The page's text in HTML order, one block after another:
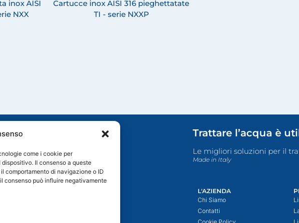
come i cookie per
Il consenso a queste
comportamento di navigazione o ID
consenso può influire negativamente
inox AISI
NXX
Cartucce inox AISI 316 pieghettatate
TI - serie NXXP
Italia
Trattare l’acqua è
Le migliori soluzioni per il
Made in Italy
L'AZIENDA
Chi Siamo
Contatti